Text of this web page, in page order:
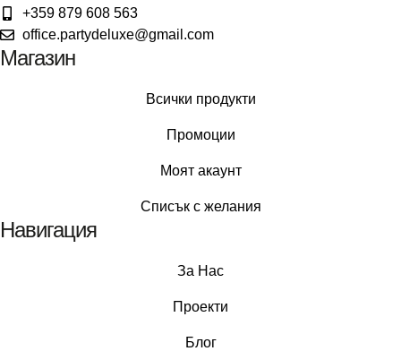
+359 879 608 563
office.partydeluxe@gmail.com
Магазин
Всички продукти
Промоции
Моят акаунт
Списък с желания
Навигация
За Нас
Проекти
Блог